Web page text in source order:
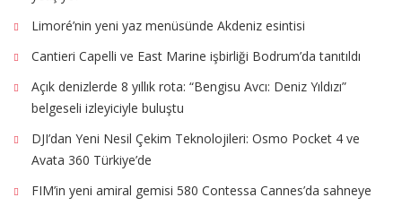
Limoré’nin yeni yaz menüsünde Akdeniz esintisi
Cantieri Capelli ve East Marine işbirliği Bodrum’da tanıtıldı
Açık denizlerde 8 yıllık rota: “Bengisu Avcı: Deniz Yıldızı”
belgeseli izleyiciyle buluştu
DJI’dan Yeni Nesil Çekim Teknolojileri: Osmo Pocket 4 ve
Avata 360 Türkiye’de
FIM’in yeni amiral gemisi 580 Contessa Cannes’da sahneye